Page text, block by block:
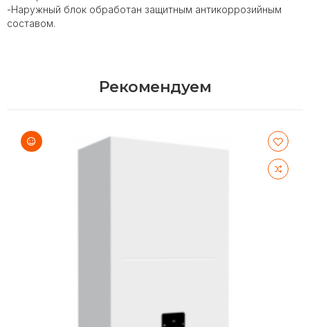
-Наружный блок обработан защитным антикоррозийным
составом.
Рекомендуем